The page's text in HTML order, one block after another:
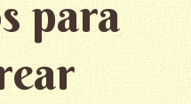
para